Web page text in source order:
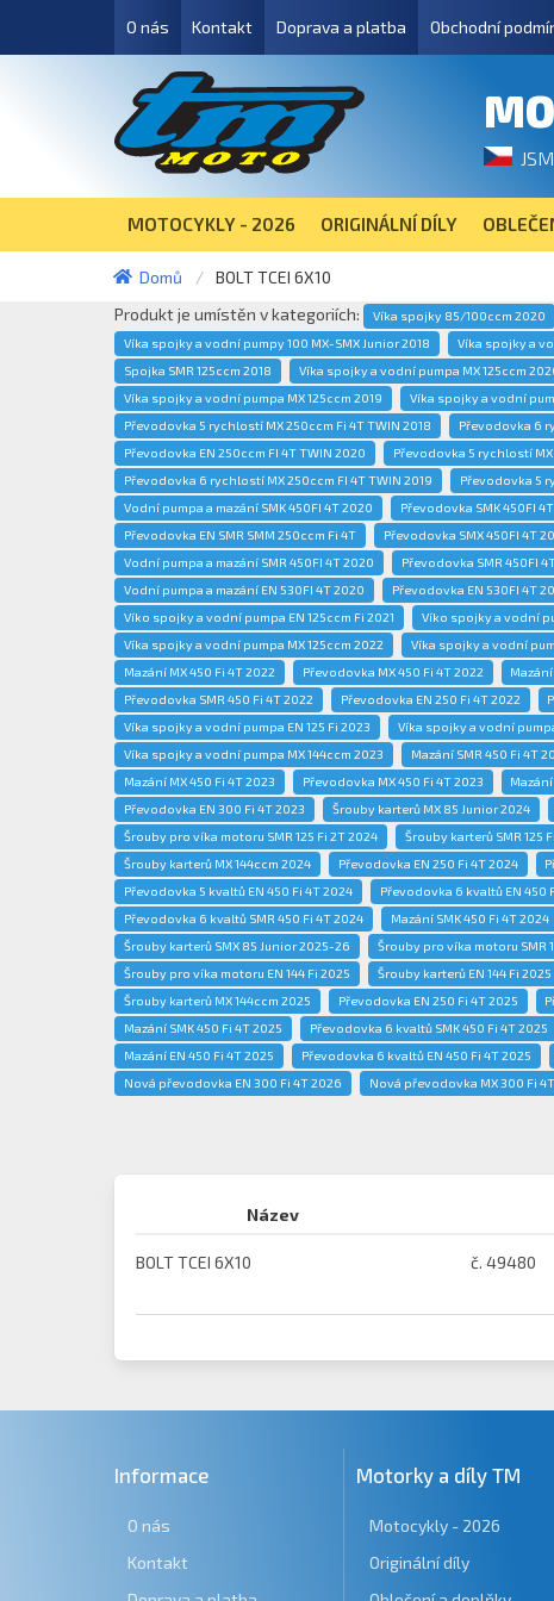
O nás Kontakt Doprava a platba Obchodní
MOTOCYKLY - 2026 ORIGINÁLNÍ DÍLY
Domů
BOLT TCEI 6X10
Produkt je umístěn v kategoriích:
Víka spojky 85/100ccm 2020
Víka spojky a vodní pumpy 100 MX-SMX Junior 2018
Víka spojky a
Spojka SMR 125ccm 2018
Víka spojky a vodní pumpa MX 125ccm
Víka spojky a vodní pumpa MX 125ccm 2019
Víka spojky a vodní
Převodovka 5 rychlostí MX 250ccm Fi 4T TWIN 2018
Převodovka 6
Převodovka EN 250ccm FI 4T TWIN 2020
Převodovka 5 rychlostí
Převodovka 6 rychlostí MX 250ccm FI 4T TWIN 2019
Převodovka 5
Vodní pumpa a mazání SMK 450FI 4T 2020
Převodovka SMK 450FI
Převodovka EN SMR SMM 250ccm Fi 4T
Převodovka SMX 450FI 4T
Vodní pumpa a mazání SMR 450FI 4T 2020
Převodovka SMR 450FI
Vodní pumpa a mazání EN 530FI 4T 2020
Převodovka EN 530FI 4T
Víko spojky a vodní pumpa EN 125ccm Fi 2021
Víko spojky a vodní
Víka spojky a vodní pumpa MX 125ccm 2022
Víka spojky a vodní
Mazání MX 450 Fi 4T 2022
Převodovka MX 450 Fi 4T 2022 Mazání
Převodovka SMR 450 Fi 4T 2022
Převodovka EN 250 Fi 4T 2022
Víka spojky a vodní pumpa EN 125 Fi 2023
Víka spojky a vodní
Víka spojky a vodní pumpa MX 144ccm 2023
Mazání SMR 450 Fi 4T
Mazání MX 450 Fi 4T 2023
Převodovka MX 450 Fi 4T 2023 Mazání
Převodovka EN 300 Fi 4T 2023
Šrouby karterů MX 85 Junior 2024
Šrouby pro víka motoru SMR 125 Fi 2T 2024
Šrouby karterů SMR 125
Šrouby karterů MX 144ccm 2024
Převodovka EN 250 Fi 4T 2024
Převodovka 5 kvaltů EN 450 Fi 4T 2024
Převodovka 6 kvaltů EN 450
Převodovka 6 kvaltů SMR 450 Fi 4T 2024
Mazání SMK 450 Fi 4T 2024
Šrouby karterů SMX 85 Junior 2025-26
Šrouby pro víka motoru SMR
Šrouby pro víka motoru EN 144 Fi 2025
Šrouby karterů EN 144 Fi 2025
Šrouby karterů MX 144ccm 2025
Převodovka EN 250 Fi 4T 2025
Mazání SMK 450 Fi 4T 2025
Převodovka 6 kvaltů SMK 450 Fi 4T 2025
Mazání EN 450 Fi 4T 2025
Převodovka 6 kvaltů EN 450 Fi 4T 2025
Nová převodovka EN 300 Fi 4T 2026
Nová převodovka MX 300 Fi
Název
BOLT TCEI 6X10 č. 49480
Informace
O nás
Kontakt
Motorky a díly TM
Motocykly - 2026
Originální díly